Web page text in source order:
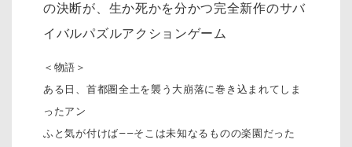
の決断が、生か死かを分かつ完全新作のサバ
イバルパズルアクションゲーム
＜物語＞
ある日、首都圏全土を襲う大崩落に巻き込まれてしま
ったアン
ふと気が付けば――そこは未知なるものの楽園だった